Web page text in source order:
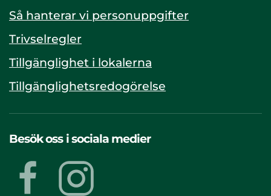
Så hanterar vi personuppgifter
Trivselregler
Tillgänglighet i lokalerna
Tillgänglighetsredogörelse
Besök oss i sociala medier